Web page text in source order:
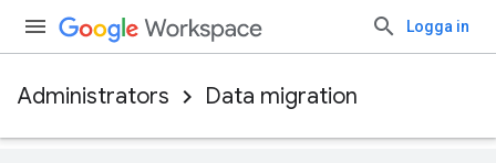
Logga in
Administrators Data migration